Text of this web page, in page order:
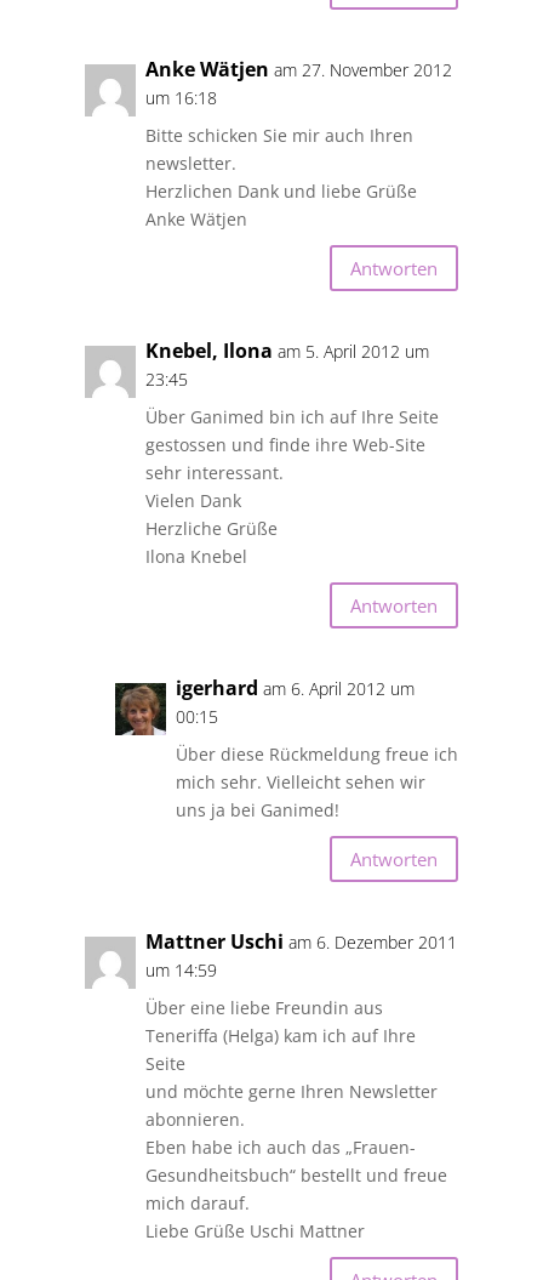
Anke Wätjen am 27. November 2012
um 16:18
Bitte schicken Sie mir auch Ihren
newsletter.
Herzlichen Dank und liebe Grüße
Anke Wätjen
Antworten
Knebel, Ilona am 5. April 2012 um
23:45
Über Ganimed bin ich auf Ihre Seite
gestossen und finde ihre Web-Site
sehr interessant.
Vielen Dank
Herzliche Grüße
Ilona Knebel
Antworten
igerhard am 6. April 2012 um
00:15
Über diese Rückmeldung freue ich
mich sehr. Vielleicht sehen wir
uns ja bei Ganimed!
Antworten
Mattner Uschi am 6. Dezember 2011
um 14:59
Über eine liebe Freundin aus
Teneriffa (Helga) kam ich auf Ihre
Seite
und möchte gerne Ihren Newsletter
abonnieren.
Eben habe ich auch das „Frauen-
Gesundheitsbuch“ bestellt und freue
mich darauf.
Liebe Grüße Uschi Mattner